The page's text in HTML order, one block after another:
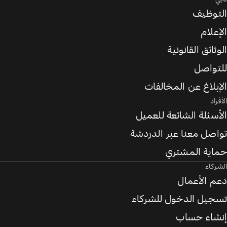
التوظيف
الإعلام
الوثائق القانونية
للتواصل
الإبلاغ عن المخالفات
الأفراد
الأسئلة الشائعة للعميل
تواصل معنا عبر الدردشة
حماية المشتري
الشركاء
دعم الأعمال
تسجيل الدخول للشركاء
إنشاء حساب